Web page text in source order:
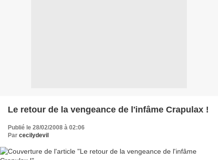
Le retour de la vengeance de l'infâme Crapulax !
Publié le 28/02/2008 à 02:06
Par cecilydevil